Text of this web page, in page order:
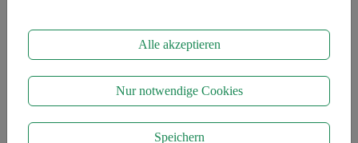
Marco Fink gewinnt beide
Rennen des Velom Sportscar
Alle akzeptieren
Nur notwendige Cookies
Speichern